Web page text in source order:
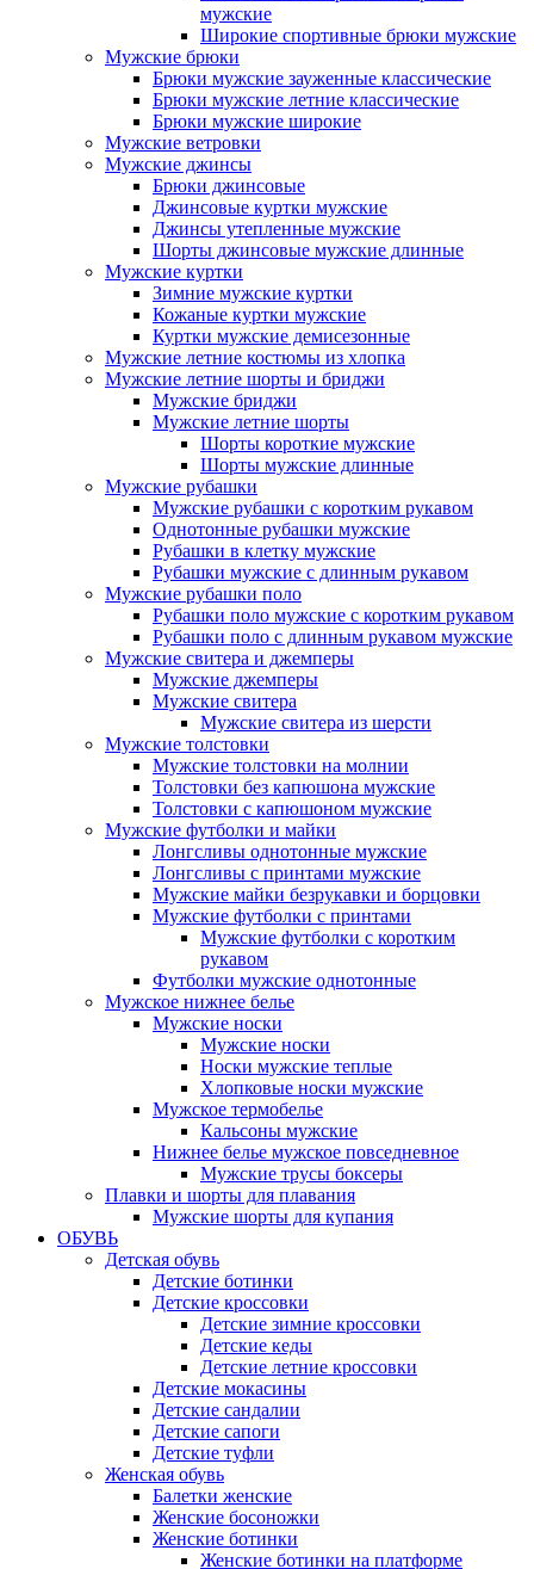
мужские
Широкие спортивные брюки мужские
Мужские брюки
Брюки мужские зауженные классические
Брюки мужские летние классические
Брюки мужские широкие
Мужские ветровки
Мужские джинсы
Брюки джинсовые
Джинсовые куртки мужские
Джинсы утепленные мужские
Шорты джинсовые мужские длинные
Мужские куртки
Зимние мужские куртки
Кожаные куртки мужские
Куртки мужские демисезонные
Мужские летние костюмы из хлопка
Мужские летние шорты и бриджи
Мужские бриджи
Мужские летние шорты
Шорты короткие мужские
Шорты мужские длинные
Мужские рубашки
Мужские рубашки с коротким рукавом
Однотонные рубашки мужские
Рубашки в клетку мужские
Рубашки мужские с длинным рукавом
Мужские рубашки поло
Рубашки поло мужские с коротким рукавом
Рубашки поло с длинным рукавом мужские
Мужские свитера и джемперы
Мужские джемперы
Мужские свитера
Мужские свитера из шерсти
Мужские толстовки
Мужские толстовки на молнии
Толстовки без капюшона мужские
Толстовки с капюшоном мужские
Мужские футболки и майки
Лонгсливы однотонные мужские
Лонгсливы с принтами мужские
Мужские майки безрукавки и борцовки
Мужские футболки с принтами
Мужские футболки с коротким
рукавом
Футболки мужские однотонные
Мужское нижнее белье
Мужские носки
Мужские носки
Носки мужские теплые
Хлопковые носки мужские
Мужское термобелье
Кальсоны мужские
Нижнее белье мужское повседневное
Мужские трусы боксеры
Плавки и шорты для плавания
Мужские шорты для купания
ОБУВЬ
Детская обувь
Детские ботинки
Детские кроссовки
Детские зимние кроссовки
Детские кеды
Детские летние кроссовки
Детские мокасины
Детские сандалии
Детские сапоги
Детские туфли
Женская обувь
Балетки женские
Женские босоножки
Женские ботинки
Женские ботинки на платформе